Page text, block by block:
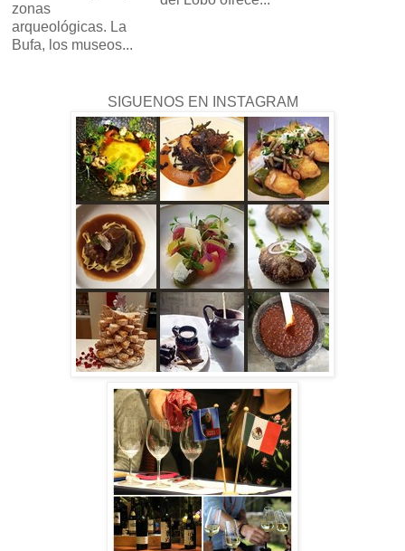
zonas
arqueológicas. La
Bufa, los museos...
SIGUENOS EN INSTAGRAM